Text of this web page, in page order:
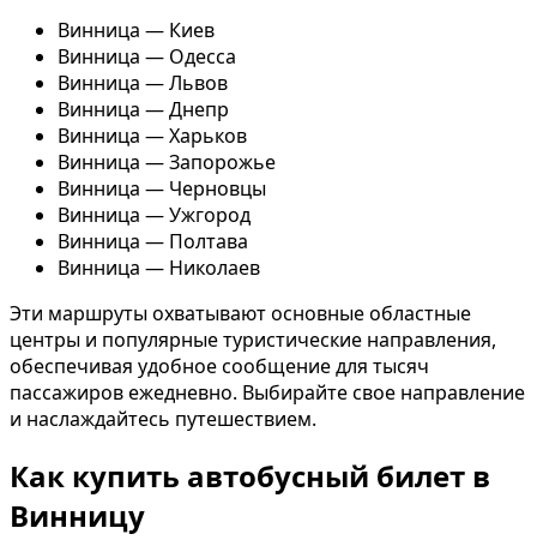
Винница — Киев
Винница — Одесса
Винница — Львов
Винница — Днепр
Винница — Харьков
Винница — Запорожье
Винница — Черновцы
Винница — Ужгород
Винница — Полтава
Винница — Николаев
Эти маршруты охватывают основные областные
центры и популярные туристические направления,
обеспечивая удобное сообщение для тысяч
пассажиров ежедневно. Выбирайте свое направление
и наслаждайтесь путешествием.
Как купить автобусный билет в
Винницу